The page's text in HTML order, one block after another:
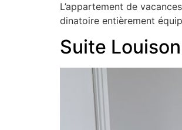
L’appartement de
dinatoire entièrement
Suite Louison